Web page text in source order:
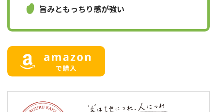
旨みともっちり感が強い